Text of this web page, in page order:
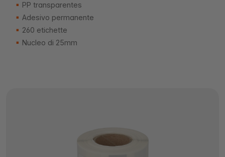
PP transparentes
Adesivo permanente
260 etichette
Nucleo di 25mm